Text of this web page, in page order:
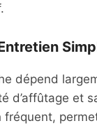
dépend
d’affûtage et
fréquent,